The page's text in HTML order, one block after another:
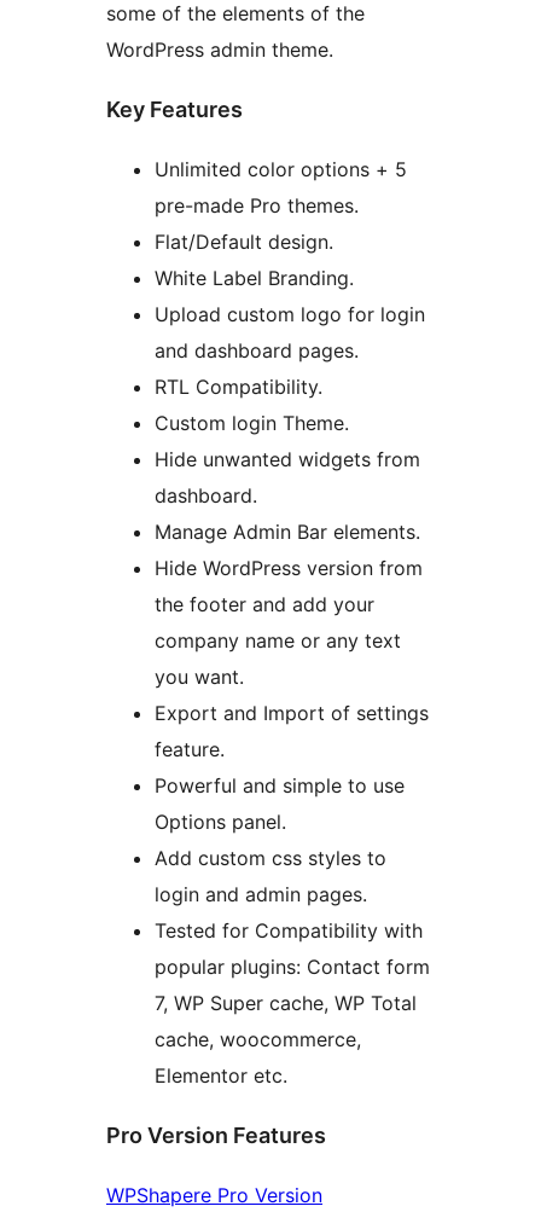
some of the elements of the
WordPress admin theme.
Key Features
Unlimited color options + 5
pre-made Pro themes.
Flat/Default design.
White Label Branding.
Upload custom logo for login
and dashboard pages.
RTL Compatibility.
Custom login Theme.
Hide unwanted widgets from
dashboard.
Manage Admin Bar elements.
Hide WordPress version from
the footer and add your
company name or any text
you want.
Export and Import of settings
feature.
Powerful and simple to use
Options panel.
Add custom css styles to
login and admin pages.
Tested for Compatibility with
popular plugins: Contact form
7, WP Super cache, WP Total
cache, woocommerce,
Elementor etc.
Pro Version Features
WPShapere Pro Version